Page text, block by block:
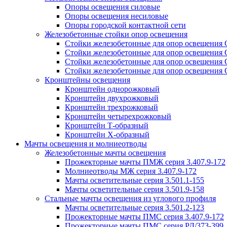
Опоры освещения силовые
Опоры освещения несиловые
Опоры городской контактной сети
Железобетонные стойки опор освещения
Стойки железобетонные для опор
Стойки железобетонные для опор
Стойки железобетонные для опор
Стойки железобетонные для опор освещения
Кронштейны освещения
Кронштейн однорожковый
Кронштейн двухрожковый
Кронштейн трехрожковый
Кронштейн четырехрожковый
Кронштейн Т-образный
Кронштейн Х-образный
Мачты освещения и молниеотводы
Железобетонные мачты освещения
Прожекторные мачты ПМЖ серия 3.407.9-172
Молниеотводы МЖ серия 3.407.9-172
Мачты осветительные серия 3.501.1-155
Мачты осветительные серия 3.501.9-158
Стальные мачты освещения из углового профиля
Мачты осветительные серия 3.501.2-123
Прожекторные мачты ПМС серия 3.407.9-172